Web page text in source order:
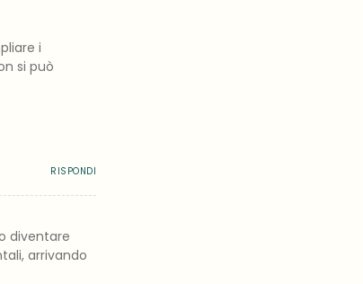
i
si può
RISPONDI
diventare
arrivando